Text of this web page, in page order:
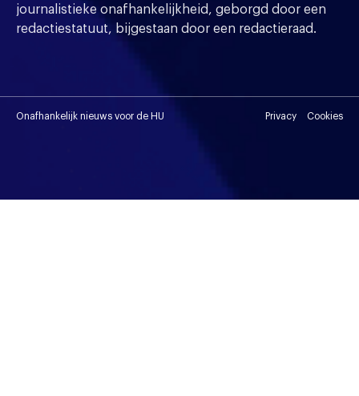
journalistieke onafhankelijkheid, geborgd door een
redactiestatuut, bijgestaan door een redactieraad.
Onafhankelijk nieuws voor de HU Privacy Cookies